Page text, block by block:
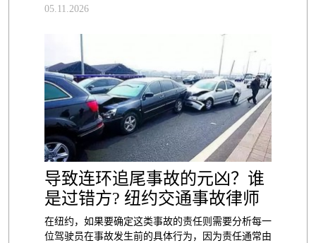
05.11.2026
导致连环追尾事故的元凶？谁
是过错方? 纽约交通事故律师
在纽约，如果要确定这类事故的责任则需要分析每一
位驾驶员在事故发生前的具体行为，因为责任通常由